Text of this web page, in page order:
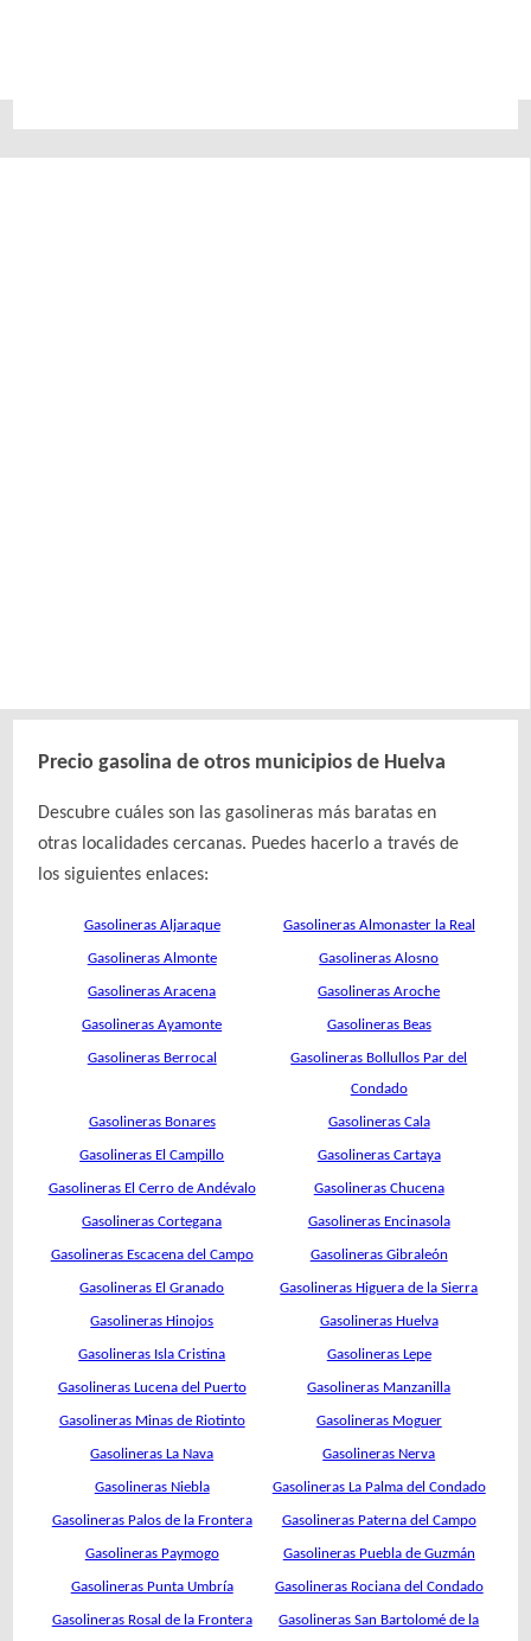
Precio gasolina de otros municipios de Huelva
Descubre cuáles son las gasolineras más baratas en
otras localidades cercanas. Puedes hacerlo a través de
los siguientes enlaces:
Gasolineras Aljaraque Gasolineras Almonaster la Real
Gasolineras Almonte Gasolineras Alosno
Gasolineras Aracena Gasolineras Aroche
Gasolineras Ayamonte Gasolineras Beas
Gasolineras Berrocal
Gasolineras Bollullos Par del
Condado
Gasolineras Bonares Gasolineras Cala
Gasolineras El Campillo Gasolineras Cartaya
Gasolineras El Cerro de Andévalo Gasolineras Chucena
Gasolineras Cortegana Gasolineras Encinasola
Gasolineras Escacena del Campo Gasolineras Gibraleón
Gasolineras El Granado Gasolineras Higuera de la Sierra
Gasolineras Hinojos Gasolineras Huelva
Gasolineras Isla Cristina Gasolineras Lepe
Gasolineras Lucena del Puerto Gasolineras Manzanilla
Gasolineras Minas de Riotinto Gasolineras Moguer
Gasolineras La Nava Gasolineras Nerva
Gasolineras Niebla Gasolineras La Palma del Condado
Gasolineras Palos de la Frontera Gasolineras Paterna del Campo
Gasolineras Paymogo Gasolineras Puebla de Guzmán
Gasolineras Punta Umbría Gasolineras Rociana del Condado
Gasolineras Rosal de la Frontera
Gasolineras San Bartolomé de la